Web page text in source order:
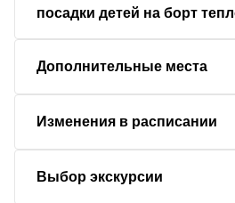
посадки детей на борт
Дополнительные места
Изменения в расписании
Выбор экскурсии